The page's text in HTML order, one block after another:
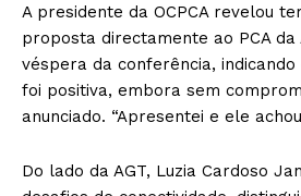
A presidente da OCPCA revelou
proposta directamente ao PCA da
véspera da conferência,
foi positiva, embora sem
anunciado. “Apresentei e ele
Do lado da AGT, Luzia Cardoso